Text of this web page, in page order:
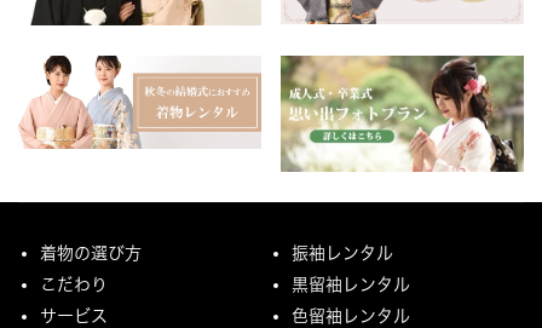
着物の選び方
こだわり
サービス
振袖レンタル
黒留袖レンタル
色留袖レンタル